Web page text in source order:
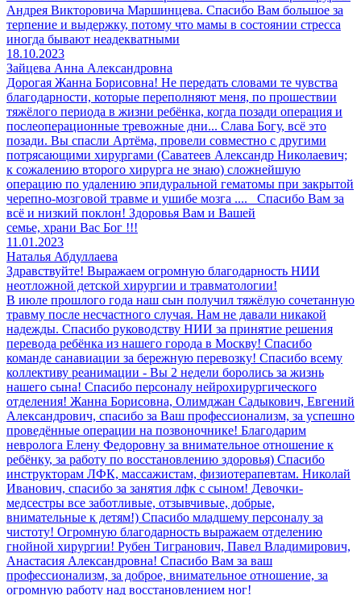
Андрея Викторовича Маршинцева. Спасибо Вам большое за
терпение и выдержку, потому что мамы в состоянии стресса
иногда бывают неадекватными
18.10.2023
Зайцева Анна Александровна
Дорогая Жанна Борисовна! Не передать словами те чувства
благодарности, которые переполняют меня, по прошествии
тяжёлого периода в жизни ребёнка, когда позади операция и
послеоперационные тревожные дни... Слава Богу, всё это
позади. Вы спасли Артёма, провели совместно с другими
потрясающими хирургами (Саватеев Александр Николаевич;
к сожалению второго хирурга не знаю) сложнейшую
операцию по удалению эпидуральной гематомы при закрытой
черепно-мозговой травме и ушибе мозга .... Спасибо Вам за
всё и низкий поклон! Здоровья Вам и Вашей
семье, храни Вас Бог !!!
11.01.2023
Наталья Абдуллаева
Здравствуйте! Выражаем огромную благодарность НИИ
неотложной детской хирургии и травматологии!
В июле прошлого года наш сын получил тяжёлую сочетанную
травму после несчастного случая. Нам не давали никакой
надежды. Спасибо руководству НИИ за принятие решения
перевода ребёнка из нашего города в Москву! Спасибо
команде санавиации за бережную перевозку! Спасибо всему
коллективу реанимации - Вы 2 недели боролись за жизнь
нашего сына! Спасибо персоналу нейрохирургического
отделения! Жанна Борисовна, Олимджан Садыкович, Евгений
Александрович, спасибо за Ваш профессионализм, за успешно
проведённые операции на позвоночнике! Благодарим
невролога Елену Федоровну за внимательное отношение к
ребёнку, за работу по восстановлению здоровья) Спасибо
инструкторам ЛФК, массажистам, физиотерапевтам. Николай
Иванович, спасибо за занятия лфк с сыном! Девочки-
медсестры все заботливые, отзывчивые, добрые,
внимательные к детям!) Спасибо младшему персоналу за
чистоту! Огромную благодарность выражаем отделению
гнойной хирургии! Рубен Тигранович, Павел Владимирович,
Анастасия Александровна! Спасибо Вам за ваш
профессионализм, за доброе, внимательное отношение, за
огромную работу над восстановлением ног!